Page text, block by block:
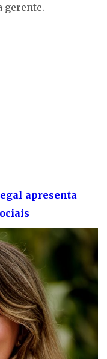
gerente.
apresenta